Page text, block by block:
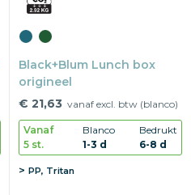
Black+Blum Lunch box
origineel
€ 21,63 vanaf excl. btw (blanco)
Vanaf
5 st.
Blanco
1-3 d
Bedrukt
6-8 d
PP, Tritan